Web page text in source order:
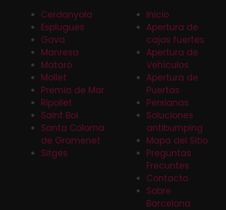
Cerdanyola
Esplugues
Gava
Manresa
Mataró
Mollet
Premia de Mar
Ripollet
Saint Boi
Santa Coloma
de Gramenet
Sitges
Inicio
Apertura de
cajas fuertes
Apertura de
Vehículos
Apertura de
Puertas
Persianas
Soluciones
antibumping
Mapa del Sitio
Preguntas
Frecuntes
Contacto
Sobre
Barcelona